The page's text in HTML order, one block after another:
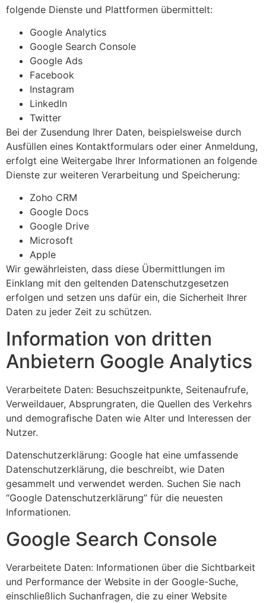
folgende Dienste und Plattformen übermittelt:
Google Analytics
Google Search Console
Google Ads
Facebook
Instagram
LinkedIn
Twitter
Bei der Zusendung Ihrer Daten, beispielsweise durch
Ausfüllen eines Kontaktformulars oder einer Anmeldung,
erfolgt eine Weitergabe Ihrer Informationen an folgende
Dienste zur weiteren Verarbeitung und Speicherung:
Zoho CRM
Google Docs
Google Drive
Microsoft
Apple
Wir gewährleisten, dass diese Übermittlungen im
Einklang mit den geltenden Datenschutzgesetzen
erfolgen und setzen uns dafür ein, die Sicherheit Ihrer
Daten zu jeder Zeit zu schützen.
Information von dritten
Anbietern Google Analytics
Verarbeitete Daten: Besuchszeitpunkte, Seitenaufrufe,
Verweildauer, Absprungraten, die Quellen des Verkehrs
und demograﬁsche Daten wie Alter und Interessen der
Nutzer.
Datenschutzerklärung: Google hat eine umfassende
Datenschutzerklärung, die beschreibt, wie Daten
gesammelt und verwendet werden. Suchen Sie nach
“Google Datenschutzerklärung” für die neuesten
Informationen.
Google Search Console
Verarbeitete Daten: Informationen über die Sichtbarkeit
und Performance der Website in der Google-Suche,
einschließlich Suchanfragen, die zu einer Website